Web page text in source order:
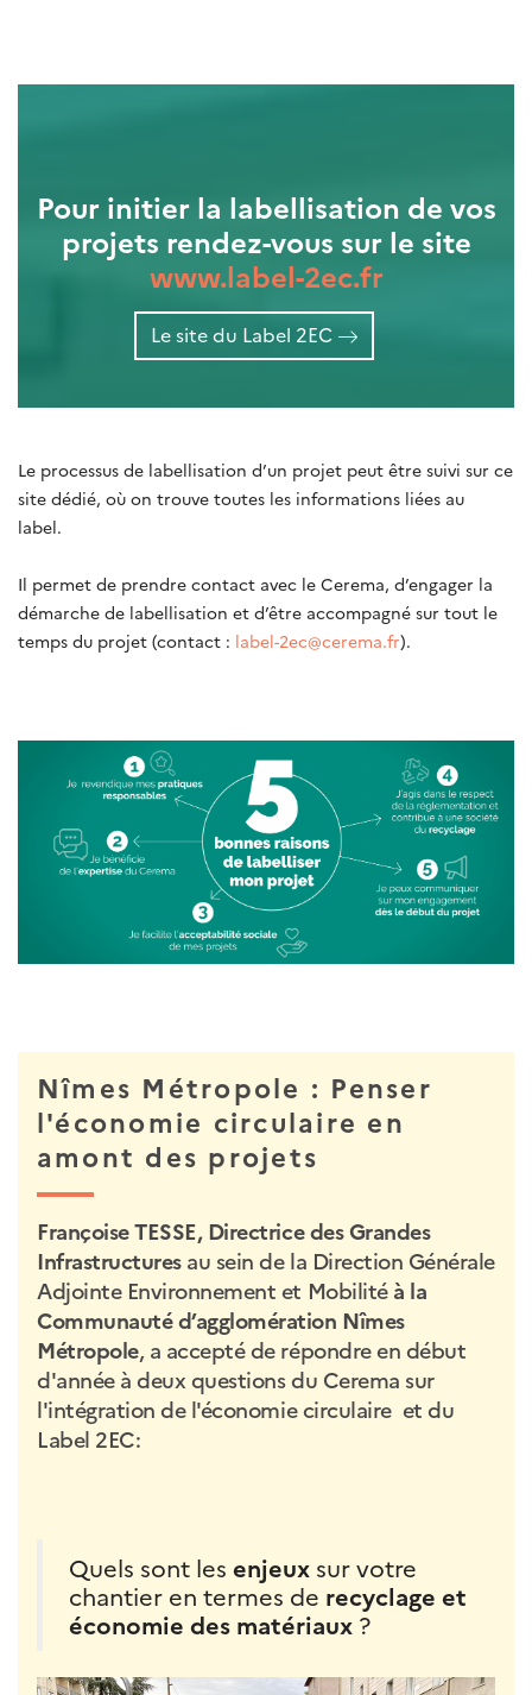
Pour initier la labellisation de vos
projets rendez-vous sur le site
www.label-2ec.fr
Le site du Label 2EC
Le processus de labellisation d’un projet peut être suivi sur ce
site dédié, où on trouve toutes les informations liées au
label.
Il permet de prendre contact avec le Cerema, d’engager la
démarche de labellisation et d’être accompagné sur tout le
temps du projet (contact : label-2ec@cerema.fr).
Nîmes Métropole : Penser
l'économie circulaire en
amont des projets
Françoise TESSE, Directrice des Grandes
Infrastructuresau sein de la Direction Générale
Adjointe Environnement et Mobilité à la
Communauté d’agglomération Nîmes
Métropole, a accepté de répondre en début
d'année à deux questions du Cerema sur
l'intégration de l'économie circulaire et du
Label 2EC:
Quels sont les enjeux sur votre
chantier en termes de recyclage et
économie des matériaux ?